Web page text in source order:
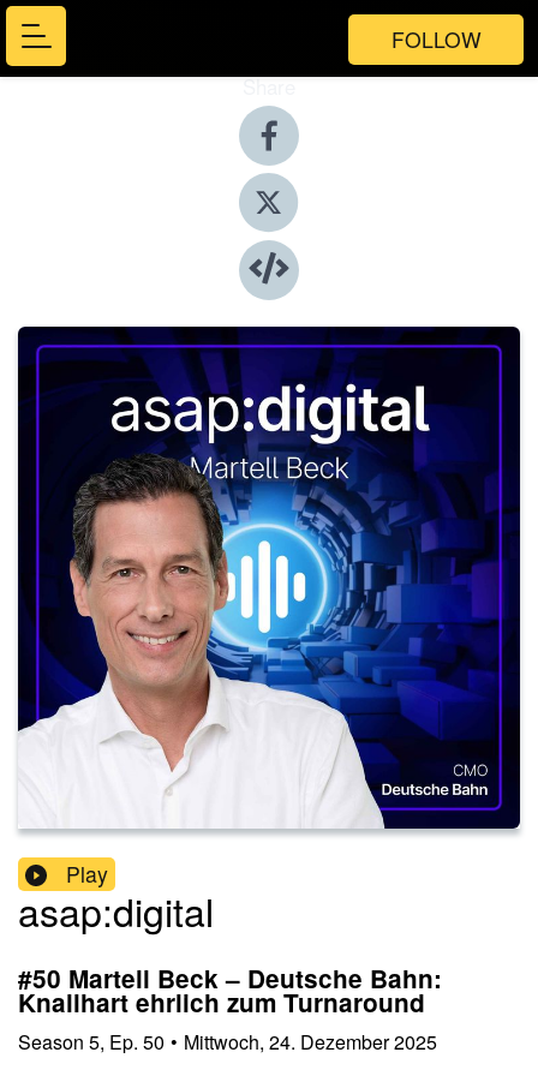
FOLLOW
Share
Play
asap:digital
#50 Martell Beck – Deutsche Bahn:
Knallhart ehrlich zum Turnaround
Season 5, Ep. 50 • Mittwoch, 24. Dezember 2025